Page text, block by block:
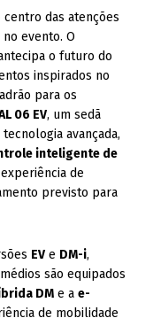
centro das atenções
evento. O
o futuro do
inspirados no
para os
06 EV, um sedã
avançada,
inteligente de
de
previsto para
EV e DM-i,
são equipados
DM e ae-
de mobilidade